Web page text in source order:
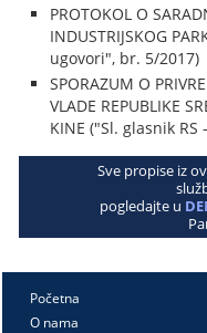
PROTOKOL O
INDUSTRIJSKOG
ugovori", br. 5/2017)
SPORAZUM O
VLADE REPUBLIKE
KINE ("Sl. glasnik
Sve propise iz
pogledajte u
Početna
O nama